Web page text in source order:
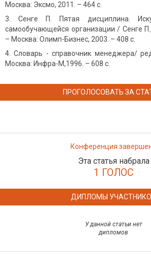
Москва: Эксмо, 2011. – 464 с.
Сенге П. Пятая дисциплина.
самообучающейся организации / Сенге
– Москва: Олимп-Бизнес, 2003. – 408 с.
Словарь - справочник менеджера/
Москва: Инфра-М,1996. – 608 с.
ПРОГОЛОСОВАТЬ ЗА
Конференция
Эта статья набрала
1 ГОЛОС
ДИПЛОМЫ
У данной статьи нет
дипломов